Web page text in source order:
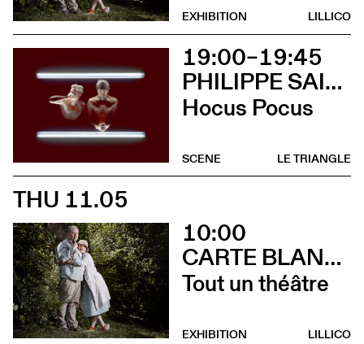
LILLICO
EXHIBITION
19:00–19:45
PHILIPPE SAIRE
Hocus Pocus
LE TRIANGLE
SCENE
THU 11.05
10:00
CARTE BLANCHE À ALBERTINE & GERMANO ZULLO
Tout un théâtre
LILLICO
EXHIBITION